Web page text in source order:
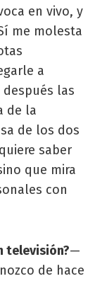
en vivo, y
me molesta
a
las
de la
de los dos
saber
que mira
con
televisión?—
de hace